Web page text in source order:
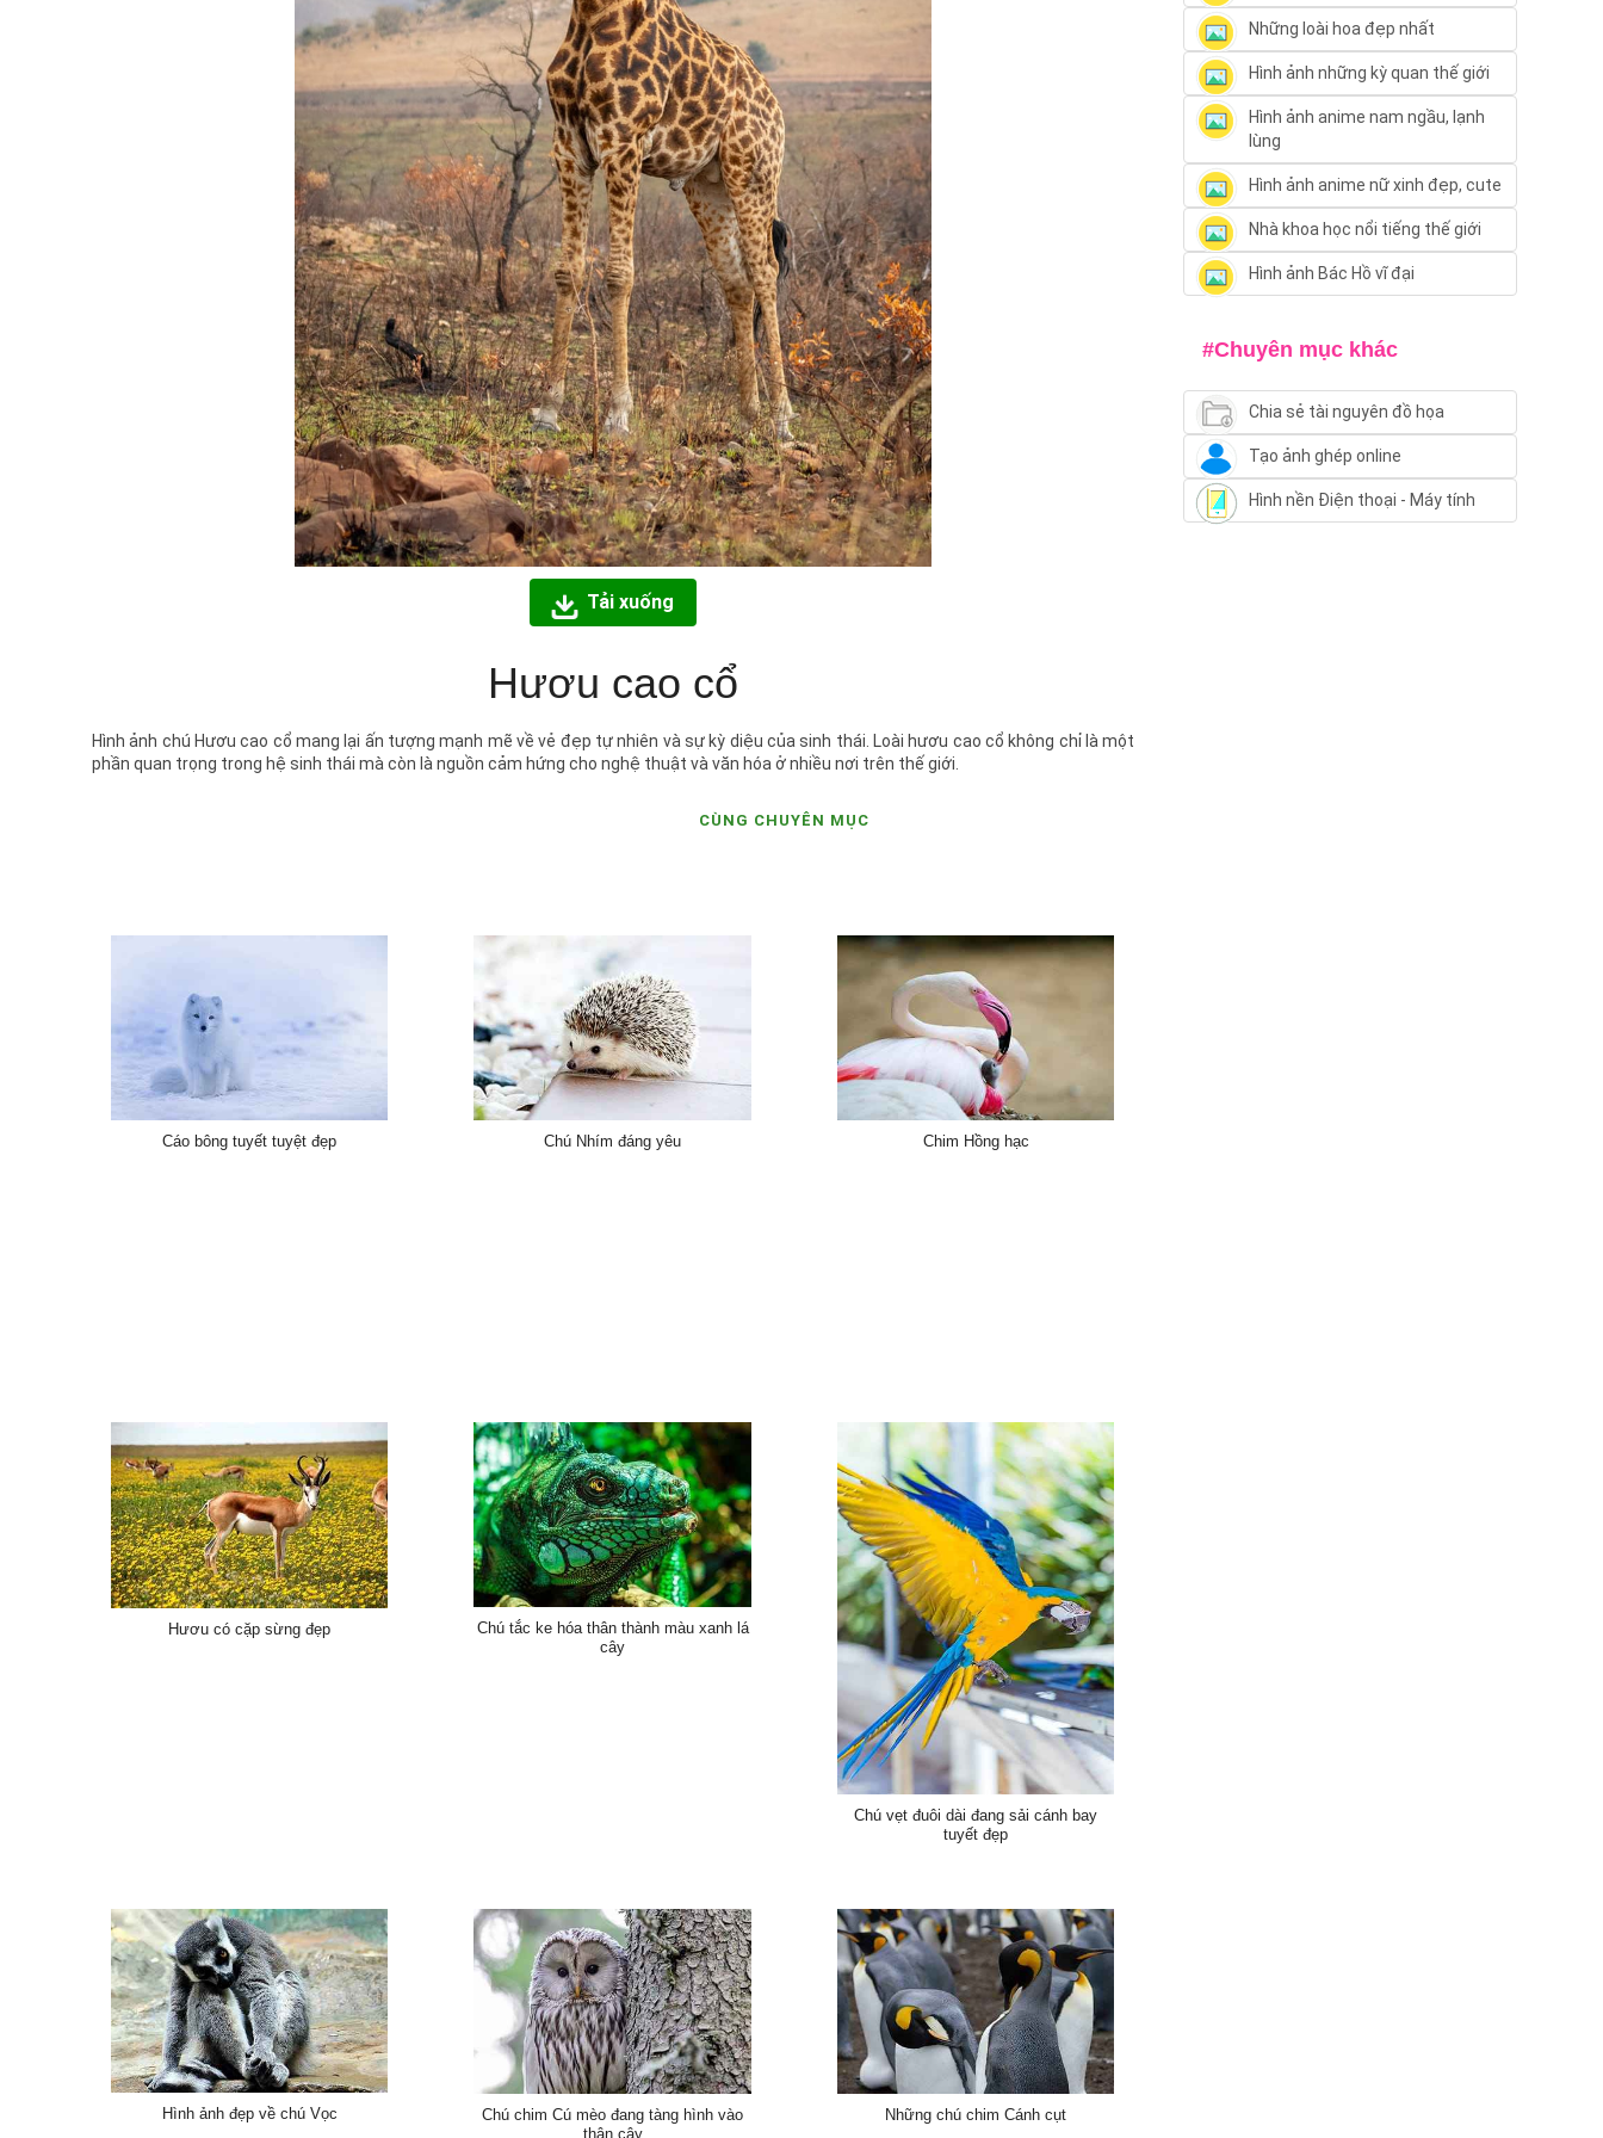
Tải xuống
Hươu cao cổ
Hình ảnh chú Hươu cao cổ mang lại ấn tượng mạnh mẽ về vẻ đẹp tự nhiên và sự kỳ diệu của sinh thái. Loài hươu cao cổ không chỉ là một
phần quan trọng trong hệ sinh thái mà còn là nguồn cảm hứng cho nghệ thuật và văn hóa ở nhiều nơi trên thế giới.
CÙNG CHUYÊN MỤC
Cáo bông tuyết tuyệt đẹp Chú Nhím đáng yêu Chim Hồng hạc
Hươu có cặp sừng đẹp
Chú tắc ke hóa thân thành màu xanh lá
cây
Chú vẹt đuôi dài đang sải cánh bay
tuyết đẹp
Hình ảnh đẹp về chú Vọc
Chú chim Cú mèo đang tàng hình vào
thân cây
Những chú chim Cánh cụt
Những loài hoa đẹp nhất
Hình ảnh những kỳ quan thế giới
Hình ảnh anime nam ngầu, lạnh
lùng
Hình ảnh anime nữ xinh đẹp, cute
Nhà khoa học nổi tiếng thế giới
Hình ảnh Bác Hồ vĩ đại
#Chuyên mục khác
Chia sẻ tài nguyên đồ họa
Tạo ảnh ghép online
Hình nền Điện thoại - Máy tính